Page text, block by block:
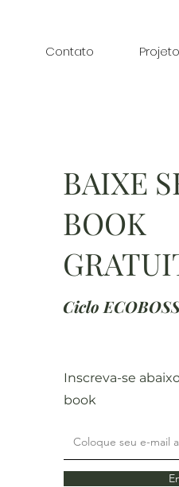
Contato
BAIXE
BOOK
Ciclo
Inscreva-se
book